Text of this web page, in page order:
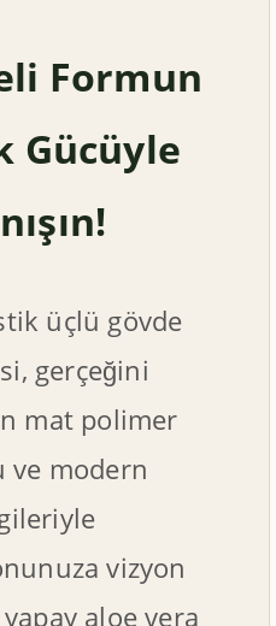
Formun
Gücüyle
üçlü gövde
gerçeğini
mat polimer
ve modern
vizyon
aloe vera